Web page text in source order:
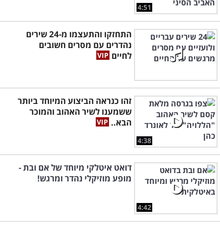
4:51
התחזקו והתעצמו מ-24 שירים
נהדרים עם מסרים חשובים
לחיים
4:38
זהו כנראה הביצוע המיוחד ביותר
ששמענו לשיר האהוב והמוכר
הבא..
4:42
דואט איטלקי מיוחד של אם ובת -
מופע מוזיקלי נהדר ומרגש!